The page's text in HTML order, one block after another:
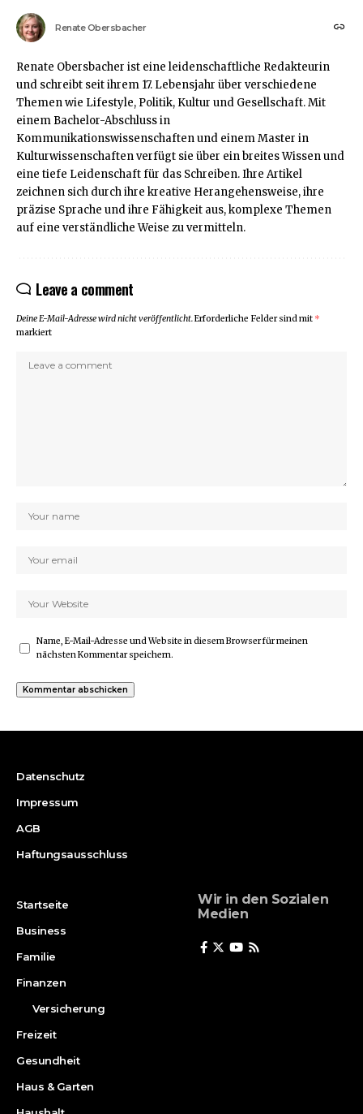
Renate Obersbacher
Renate Obersbacher ist eine leidenschaftliche Redakteurin
und schreibt seit ihrem 17. Lebensjahr über verschiedene
Themen wie Lifestyle, Politik, Kultur und Gesellschaft. Mit
einem Bachelor-Abschluss in
Kommunikationswissenschaften und einem Master in
Kulturwissenschaften verfügt sie über ein breites Wissen und
eine tiefe Leidenschaft für das Schreiben. Ihre Artikel
zeichnen sich durch ihre kreative Herangehensweise, ihre
präzise Sprache und ihre Fähigkeit aus, komplexe Themen
auf eine verständliche Weise zu vermitteln.
Leave a comment
Deine E-Mail-Adresse wird nicht veröffentlicht.Erforderliche Felder sind mit *
markiert
Name, E-Mail-Adresse und Website in diesem Browser für meinen
nächsten Kommentar speichern.
Datenschutz
Impressum
AGB
Haftungsausschluss
Startseite
Business
Familie
Finanzen
Versicherung
Freizeit
Gesundheit
Haus & Garten
Wir in den Sozialen
Medien